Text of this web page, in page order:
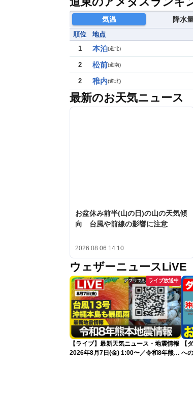
気温 降水
順位 地点
1
本泊(道北)
2 松前(道南)
2 稚内(道北)
最新のお天気ニュース
お盆休み前半(山の日)の山の天気傾
向 台風や前線の影響に注意
2026.08.06 14:10
ウェザーニュースLiVE
ライブ放送中
【ライブ】最新天気ニュース・地震情報
2026年8月7日(金) 1:00〜／令和8年熊本
【
へ